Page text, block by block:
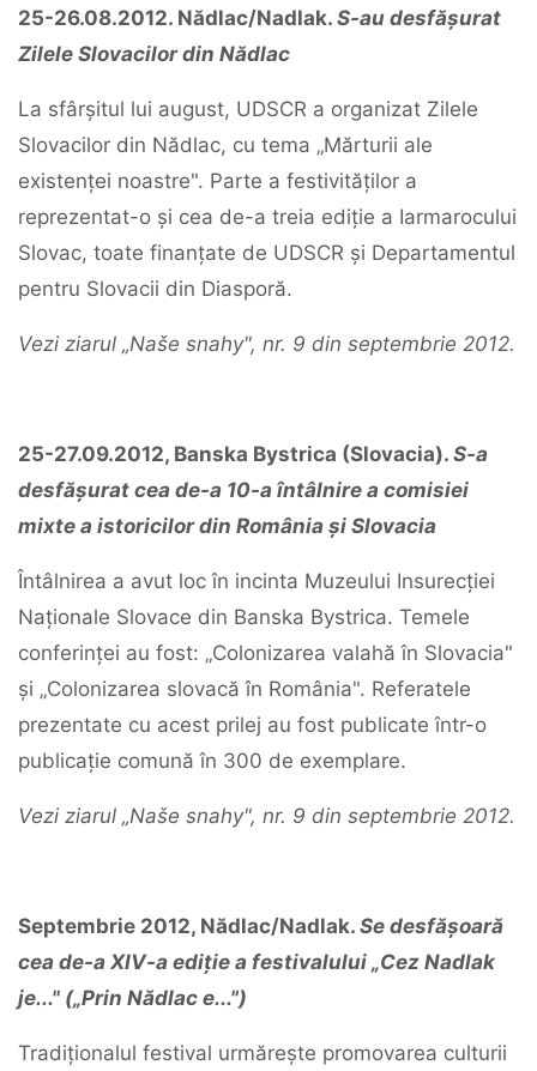
25-26.08.2012. Nădlac/Nadlak. S-au desfășurat
Zilele Slovacilor din Nădlac
La sfârșitul lui august, UDSCR a organizat Zilele
Slovacilor din Nădlac, cu tema „Mărturii ale
existenței noastre". Parte a festivităților a
reprezentat-o și cea de-a treia ediție a Iarmarocului
Slovac, toate finanțate de UDSCR și Departamentul
pentru Slovacii din Diasporă.
Vezi ziarul „Naše snahy", nr. 9 din septembrie 2012.
25-27.09.2012, Banska Bystrica (Slovacia). S-a
desfășurat cea de-a 10-a întâlnire a comisiei
mixte a istoricilor din România și Slovacia
Întâlnirea a avut loc în incinta Muzeului Insurecției
Naționale Slovace din Banska Bystrica. Temele
conferinței au fost: „Colonizarea valahă în Slovacia"
și „Colonizarea slovacă în România". Referatele
prezentate cu acest prilej au fost publicate într-o
publicație comună în 300 de exemplare.
Vezi ziarul „Naše snahy", nr. 9 din septembrie 2012.
Septembrie 2012, Nădlac/Nadlak. Se desfășoară
cea de-a XIV-a ediție a festivalului „Cez Nadlak
je..." („Prin Nădlac e...")
Tradiționalul festival urmărește promovarea culturii